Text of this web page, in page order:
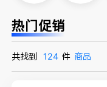
热门促销
共找到 124 件 商品